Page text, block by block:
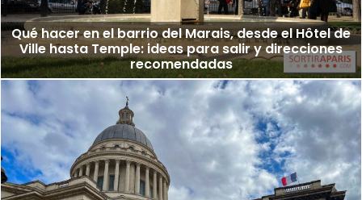
Qué hacer en el barrio del Marais, desde el Hôtel de
Ville hasta Temple: ideas para salir y direcciones
recomendadas